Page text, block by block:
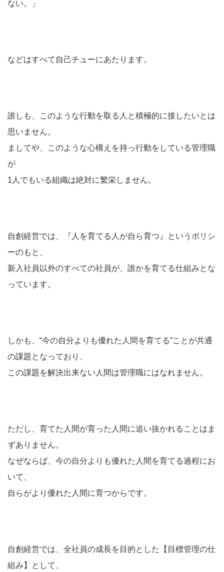
ない。」
などはすべて自己チューにあたります。
誰しも、このような行動を取る人と積極的に接したいとは
思いません。
ましてや、このような心構えを持っ行動をしている管理職
が
1人でもいる組織は絶対に繁栄しません。
自創経営では、『人を育てる人が自ら育つ』というポリシ
ーのもと、
新入社員以外のすべての社員が、誰かを育てる仕組みとな
っています。
しかも、“今の自分よりも優れた人間を育てる”ことが共通
の課題となっており、
この課題を解決出来ない人間は管理職にはなれません。
ただし、育てた人間が育った人間に追い抜かれることはま
ずありません。
なぜならば、今の自分よりも優れた人間を育てる過程にお
いて、
自らがより優れた人間に育つからです。
自創経営では、全社員の成長を目的とした【目標管理の仕
組み】として、